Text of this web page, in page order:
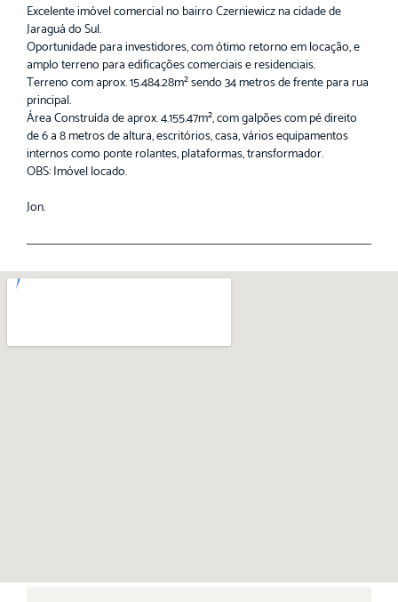
Excelente imóvel comercial no bairro Czerniewicz na cidade de
Jaraguá do Sul.
Oportunidade para investidores, com ótimo retorno em locação, e
amplo terreno para edificações comerciais e residenciais.
Terreno com aprox. 15.484.28m² sendo 34 metros de frente para rua
principal.
Área Construída de aprox. 4.155.47m², com galpões com pé direito
de 6 a 8 metros de altura, escritórios, casa, vários equipamentos
internos como ponte rolantes, plataformas, transformador.
OBS: Imóvel locado.
Jon.